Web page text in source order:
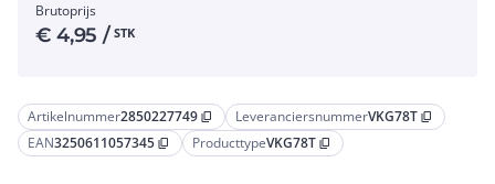
Artikelnummer2850227749 content_copy LeveranciersnummerVKG78T content_copy
EAN3250611057345 content_copy ProducttypeVKG78T content_copy
Brutoprijs
€4,95 / STK